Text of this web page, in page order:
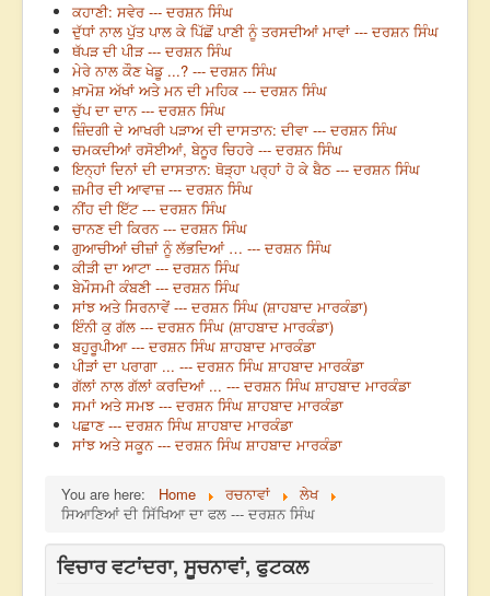
ਕਹਾਣੀ: ਸਵੇਰ --- ਦਰਸ਼ਨ ਸਿੰਘ
ਦੁੱਧਾਂ ਨਾਲ ਪੁੱਤ ਪਾਲ ਕੇ ਪਿੱਛੋਂ ਪਾਣੀ ਨੂੰ ਤਰਸਦੀਆਂ ਮਾਵਾਂ --- ਦਰਸ਼ਨ ਸਿੰਘ
ਥੱਪੜ ਦੀ ਪੀੜ --- ਦਰਸ਼ਨ ਸਿੰਘ
ਮੇਰੇ ਨਾਲ ਕੌਣ ਖੇਡੂ ...? --- ਦਰਸ਼ਨ ਸਿੰਘ
ਖ਼ਾਮੋਸ਼ ਅੱਖਾਂ ਅਤੇ ਮਨ ਦੀ ਮਹਿਕ --- ਦਰਸ਼ਨ ਸਿੰਘ
ਚੁੱਪ ਦਾ ਦਾਨ --- ਦਰਸ਼ਨ ਸਿੰਘ
ਜ਼ਿੰਦਗੀ ਦੇ ਆਖਰੀ ਪੜਾਅ ਦੀ ਦਾਸਤਾਨ: ਦੀਵਾ --- ਦਰਸ਼ਨ ਸਿੰਘ
ਚਮਕਦੀਆਂ ਰਸੋਈਆਂ, ਬੇਨੂਰ ਚਿਹਰੇ --- ਦਰਸ਼ਨ ਸਿੰਘ
ਇਨ੍ਹਾਂ ਦਿਨਾਂ ਦੀ ਦਾਸਤਾਨ: ਥੋੜ੍ਹਾ ਪਰ੍ਹਾਂ ਹੋ ਕੇ ਬੈਠ --- ਦਰਸ਼ਨ ਸਿੰਘ
ਜ਼ਮੀਰ ਦੀ ਆਵਾਜ਼ --- ਦਰਸ਼ਨ ਸਿੰਘ
ਨੀਂਹ ਦੀ ਇੱਟ --- ਦਰਸ਼ਨ ਸਿੰਘ
ਚਾਨਣ ਦੀ ਕਿਰਨ --- ਦਰਸ਼ਨ ਸਿੰਘ
ਗੁਆਚੀਆਂ ਚੀਜ਼ਾਂ ਨੂੰ ਲੱਭਦਿਆਂ … --- ਦਰਸ਼ਨ ਸਿੰਘ
ਕੀੜੀ ਦਾ ਆਟਾ --- ਦਰਸ਼ਨ ਸਿੰਘ
ਬੇਮੌਸਮੀ ਕੰਬਣੀ --- ਦਰਸ਼ਨ ਸਿੰਘ
ਸਾਂਝ ਅਤੇ ਸਿਰਨਾਵੇਂ --- ਦਰਸ਼ਨ ਸਿੰਘ (ਸ਼ਾਹਬਾਦ ਮਾਰਕੰਡਾ)
ਇੰਨੀ ਕੁ ਗੱਲ --- ਦਰਸ਼ਨ ਸਿੰਘ (ਸ਼ਾਹਬਾਦ ਮਾਰਕੰਡਾ)
ਬਹੁਰੂਪੀਆ --- ਦਰਸ਼ਨ ਸਿੰਘ ਸ਼ਾਹਬਾਦ ਮਾਰਕੰਡਾ
ਪੀੜਾਂ ਦਾ ਪਰਾਗਾ ... --- ਦਰਸ਼ਨ ਸਿੰਘ ਸ਼ਾਹਬਾਦ ਮਾਰਕੰਡਾ
ਗੱਲਾਂ ਨਾਲ ਗੱਲਾਂ ਕਰਦਿਆਂ ... --- ਦਰਸ਼ਨ ਸਿੰਘ ਸ਼ਾਹਬਾਦ ਮਾਰਕੰਡਾ
ਸਮਾਂ ਅਤੇ ਸਮਝ --- ਦਰਸ਼ਨ ਸਿੰਘ ਸ਼ਾਹਬਾਦ ਮਾਰਕੰਡਾ
ਪਛਾਣ --- ਦਰਸ਼ਨ ਸਿੰਘ ਸ਼ਾਹਬਾਦ ਮਾਰਕੰਡਾ
ਸਾਂਝ ਅਤੇ ਸਕੂਨ --- ਦਰਸ਼ਨ ਸਿੰਘ ਸ਼ਾਹਬਾਦ ਮਾਰਕੰਡਾ
You are here: Home ਰਚਨਾਵਾਂ
ਲੇਖ
ਸਿਆਣਿਆਂ ਦੀ ਸਿੱਖਿਆ ਦਾ ਫਲ --- ਦਰਸ਼ਨ ਸਿੰਘ
ਵਿਚਾਰ ਵਟਾਂਦਰਾ, ਸੂਚਨਾਵਾਂ, ਫੁਟਕਲ